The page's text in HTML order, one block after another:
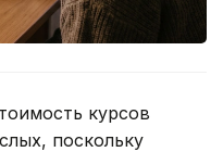
курсов
поскольку